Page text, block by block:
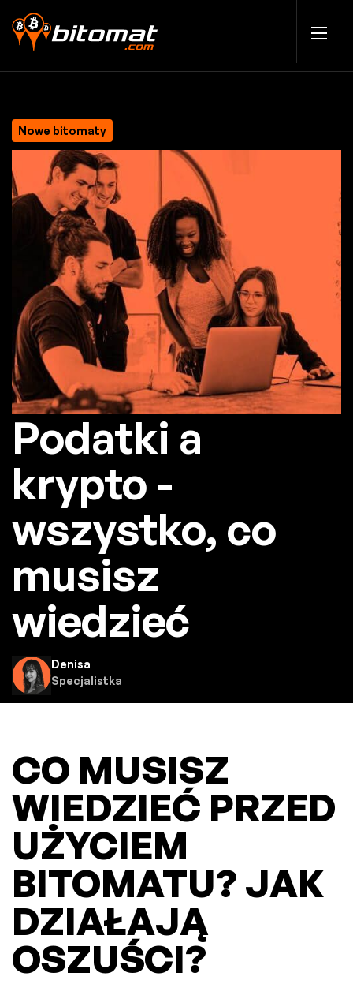
Nowe bitomaty
Podatki a
krypto -
wszystko, co
musisz
wiedzieć
Denisa
Specjalistka
CO MUSISZ
WIEDZIEĆ PRZED
UŻYCIEM
BITOMATU? JAK
DZIAŁAJĄ
OSZUŚCI?